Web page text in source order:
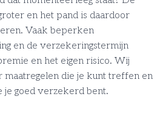
en het pand is daardoor
Vaak beperken
en de verzekeringstermijn
en het eigen risico. Wij
maatregelen die je kunt treffen en
je goed verzekerd bent.